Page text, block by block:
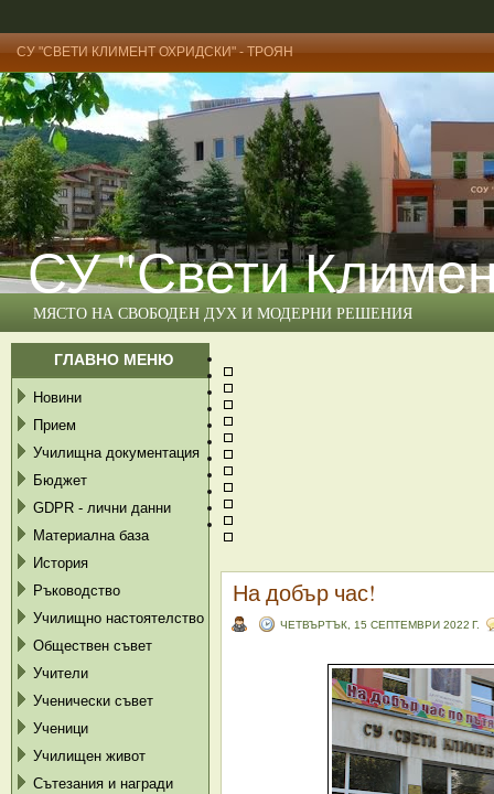
СУ "СВЕТИ КЛИМЕНТ ОХРИДСКИ" - ТРОЯН
СУ "Свети
МЯСТО НА СВОБОДЕН ДУХ И МОДЕРНИ РЕШЕНИЯ
ГЛАВНО МЕНЮ
Новини
Прием
Училищна документация
Бюджет
GDPR - лични данни
Материална база
История
Ръководство
Училищно настоятелство
Обществен съвет
Учители
Ученически съвет
Ученици
Училищен живот
Сътезания и награди
На добър час!
ЧЕТВЪРТЪК, 15 СЕПТЕМВРИ 2022 Г.